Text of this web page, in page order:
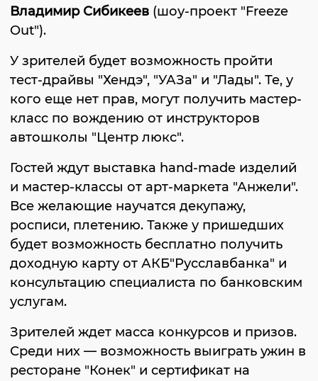
Владимир Сибикеев (шоу-проект "Freeze
Out").
У зрителей будет возможность пройти
тест-драйвы "Хендэ", "УАЗа" и "Лады". Те, у
кого еще нет прав, могут получить мастер-
класс по вождению от инструкторов
автошколы "Центр люкс".
Гостей ждут выставка hand-made изделий
и мастер-классы от арт-маркета "Анжели".
Все желающие научатся декупажу,
росписи, плетению. Также у пришедших
будет возможность бесплатно получить
доходную карту от АКБ"Русславбанка" и
консультацию специалиста по банковским
услугам.
Зрителей ждет масса конкурсов и призов.
Среди них — возможность выиграть ужин в
ресторане "Конек" и сертификат на